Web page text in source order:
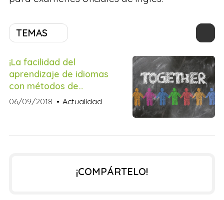
TEMAS
¡La facilidad del
aprendizaje de idiomas
con métodos de
comunicación oral!
06/09/2018 Actualidad
¡COMPÁRTELO!